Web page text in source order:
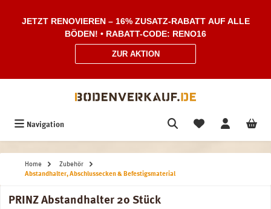
JETZT RENOVIEREN – 16% ZUSATZ-RABATT AUF ALLE
BÖDEN! • RABATT-CODE: RENO16
ZUR AKTION
Navigation
Home
Zubehör
Abstandhalter, Abschlussecken & Befestigsmaterial
PRINZ Abstandhalter 20 Stück